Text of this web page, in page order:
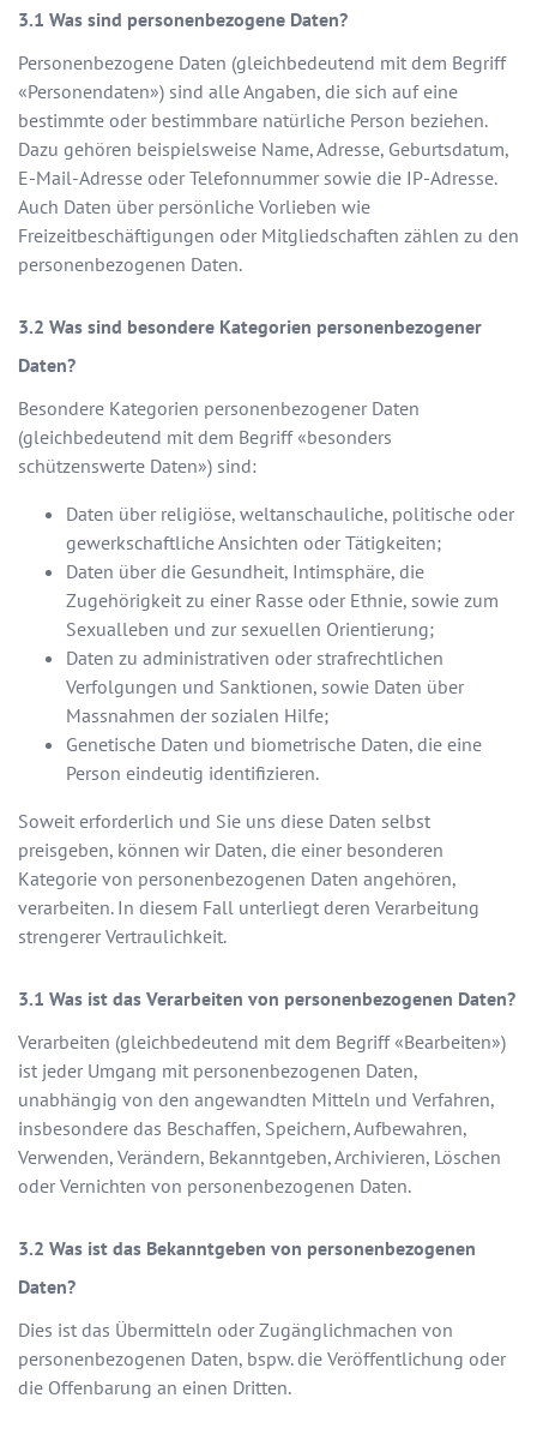
Was sind personenbezogene Daten?
Personenbezogene Daten (gleichbedeutend mit dem Begriff
«Personendaten») sind alle Angaben, die sich auf eine
bestimmte oder bestimmbare natürliche Person beziehen.
Dazu gehören beispielsweise Name, Adresse, Geburtsdatum,
E-Mail-Adresse oder Telefonnummer sowie die IP-Adresse.
Auch Daten über persönliche Vorlieben wie
Freizeitbeschäftigungen oder Mitgliedschaften zählen zu den
personenbezogenen Daten.
Was sind besondere Kategorien personenbezogener
Daten?
Besondere Kategorien personenbezogener Daten
(gleichbedeutend mit dem Begriff «besonders
schützenswerte Daten») sind:
Daten über religiöse, weltanschauliche, politische oder
gewerkschaftliche Ansichten oder Tätigkeiten;
Daten über die Gesundheit, Intimsphäre, die
Zugehörigkeit zu einer Rasse oder Ethnie, sowie zum
Sexualleben und zur sexuellen Orientierung;
Daten zu administrativen oder strafrechtlichen
Verfolgungen und Sanktionen, sowie Daten über
Massnahmen der sozialen Hilfe;
Genetische Daten und biometrische Daten, die eine
Person eindeutig identifizieren.
Soweit erforderlich und Sie uns diese Daten selbst
preisgeben, können wir Daten, die einer besonderen
Kategorie von personenbezogenen Daten angehören,
verarbeiten. In diesem Fall unterliegt deren Verarbeitung
strengerer Vertraulichkeit.
Was ist das Verarbeiten von personenbezogenen Daten?
Verarbeiten (gleichbedeutend mit dem Begriff «Bearbeiten»)
ist jeder Umgang mit personenbezogenen Daten,
unabhängig von den angewandten Mitteln und Verfahren,
insbesondere das Beschaffen, Speichern, Aufbewahren,
Verwenden, Verändern, Bekanntgeben, Archivieren, Löschen
oder Vernichten von personenbezogenen Daten.
Was ist das Bekanntgeben von personenbezogenen
Daten?
Dies ist das Übermitteln oder Zugänglichmachen von
personenbezogenen Daten, bspw. die Veröffentlichung oder
die Offenbarung an einen Dritten.